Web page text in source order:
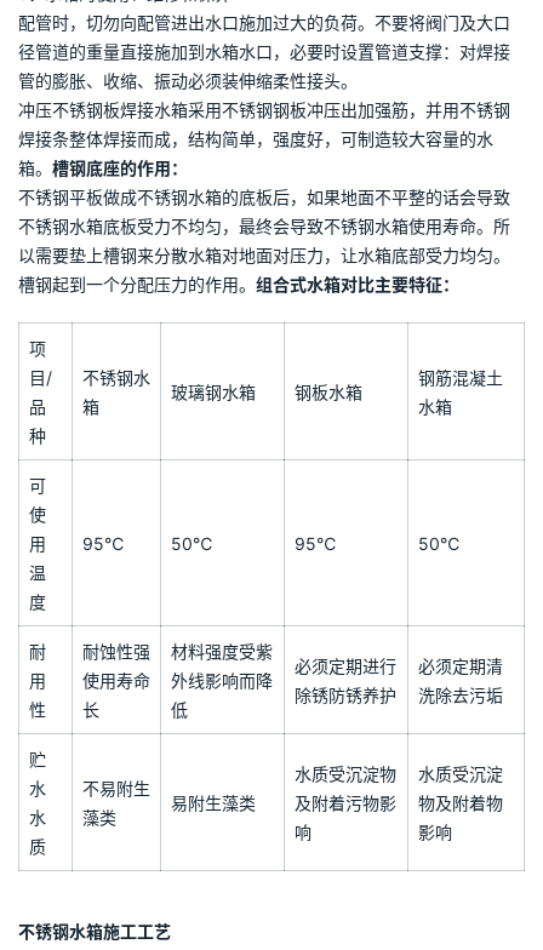
表面经酸洗钝化处理，确保焊缝经久耐用不腐蚀，底盘采用热浸锌
Q235-A碳素钢槽钢。
组合式不锈钢水箱安装说明:
a、水箱基础要求
砼基础几何尺寸应按GB02S101有关规定制定。
砼基础平面高低差＜5mm
b、 不锈钢水箱的安装，施工和验收
专业焊工现场氩弧焊接。施工现场有标准电源。水箱四周有
≥500mm的检修空间。外观检验无锈蚀，无污染：注满水2-3h，箱
体无明显变形，焊缝无渗漏为合格。
c、水箱的使用、维修和保养
配管时，切勿向配管进出水口施加过大的负荷。不要将阀门及大口
径管道的重量直接施加到水箱水口，必要时设置管道支撑：对焊接
管的膨胀、收缩、振动必须装伸缩柔性接头。
冲压不锈钢板焊接水箱采用不锈钢钢板冲压出加强筋，并用不锈钢
焊接条整体焊接而成，结构简单，强度好，可制造较大容量的水
不锈钢平板做成不锈钢水箱的底板后，如果地面不平整的话会导致
不锈钢水箱底板受力不均匀，最终会导致不锈钢水箱使用寿命。所
以需要垫上槽钢来分散水箱对地面对压力，让水箱底部受力均匀。
槽钢起到一个分配压力的作用。
项
目/
品
种
不锈钢水
箱
玻璃钢水箱 钢板水箱
钢筋混凝土
水箱
可
使
用
温
95℃ 50℃